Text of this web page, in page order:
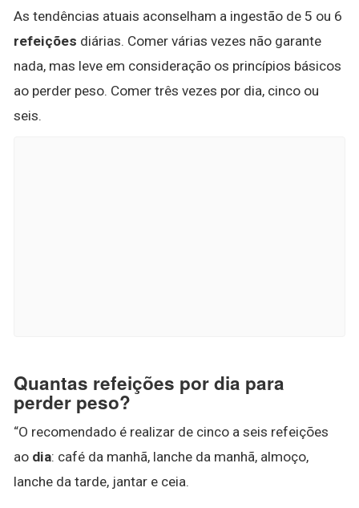
As tendências atuais aconselham a ingestão de 5 ou 6
refeições diárias. Comer várias vezes não garante
nada, mas leve em consideração os princípios básicos
ao perder peso. Comer três vezes por dia, cinco ou
seis.
Quantas refeições por dia para
perder peso?
“O recomendado é realizar de cinco a seis refeições
ao dia: café da manhã, lanche da manhã, almoço,
lanche da tarde, jantar e ceia.